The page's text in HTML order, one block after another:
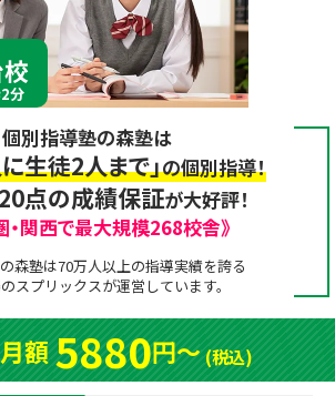
導
ップ
なえる！森塾メソッド
ついて
別！なぜ？どうして？森塾！
トップ
ついて
お電話はこちら
0120-602-607
分
個別指導塾の森塾は
生徒2人まで」の個別指導！
点の成績保証が大好評！
・関西で最大規模268校舎》
森塾は70万人以上の指導実績を誇る
スプリックスが運営しています。
額5880円〜(税込)